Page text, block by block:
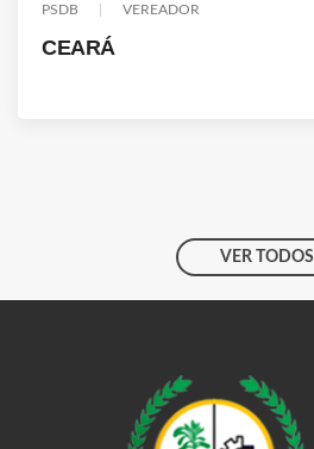
PSDB VEREADOR
CEARÁ
VER TODOS